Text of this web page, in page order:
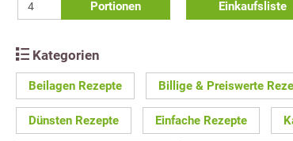
Portionen Einkaufsliste
Kategorien
Beilagen Rezepte Billige & Preiswerte
Dünsten Rezepte Einfache Rezepte